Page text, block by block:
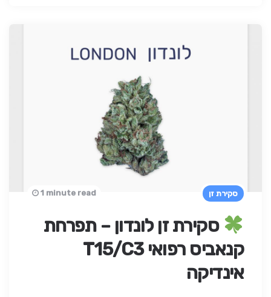
סקירת זן
סקירת זן לונדון – תפרחת
קנאביס רפואי T15/C3
אינדיקה
1 minute read